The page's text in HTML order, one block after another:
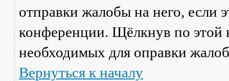
отправки жалобы на него, если
конференции. Щёлкнув по этой
необходимых для оправки
Вернуться к началу